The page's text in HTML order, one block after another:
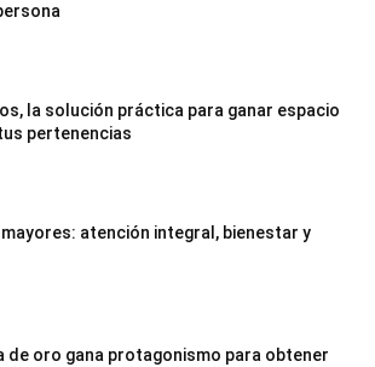
la solución práctica para ganar espacio
pertenencias
atención integral, bienestar y
de oro gana protagonismo para obtener